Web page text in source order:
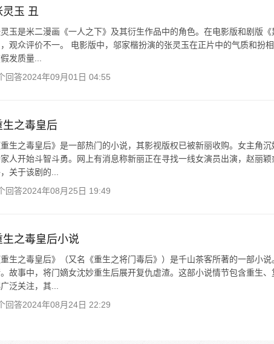
灵玉 丑
玉是米二漫画《一人之下》及其衍生作品中的角色。在电影版和剧版
观众评价不一。 电影版中，邬家楷扮演的张灵玉在正片中的气质和扮
发质量...
回答2024年09月01日 04:55
生之毒皇后
重生之毒皇后》是一部热门的小说，其影视版权已被新丽收购。女主角
人开始斗智斗勇。网上有消息称新丽正在寻找一线女演员出演，赵丽
关于该剧的...
回答2024年08月25日 19:49
生之毒皇后小说
重生之毒皇后》（又名《重生之将门毒后》）是千山茶客所著的一部小
故事中，将门嫡女沈妙重生后展开复仇虐渣。这部小说情节包含重生、
泛关注，其...
回答2024年08月24日 22:29